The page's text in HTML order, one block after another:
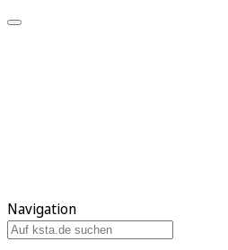
Navigation